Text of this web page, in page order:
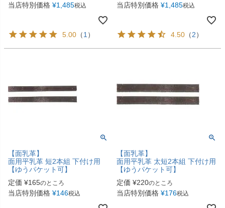
当店特別価格 ¥1,485税込
5.00 （1）
当店特別価格 ¥1,485税込
4.50 （2）
【面乳革】
面用平乳革 短2本組 下付け用
【ゆうパケット可】
定価 ¥165のところ
当店特別価格 ¥146税込
【面乳革】
面用平乳革 太短2本組 下付け用
【ゆうパケット可】
定価 ¥220のところ
当店特別価格 ¥176税込